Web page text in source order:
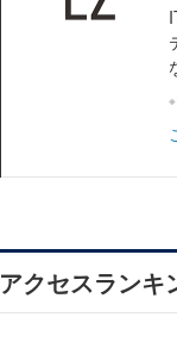
アクセスランキ